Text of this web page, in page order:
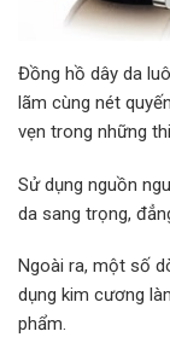
Đồng hồ dây da
lãm cùng nét
vẹn trong những
Sử dụng nguồn
da sang trọng,
Ngoài ra, một số
dụng kim cương
phẩm.